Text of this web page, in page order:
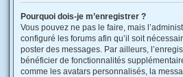
Pourquoi dois-je m’enregistrer ?
Vous pouvez ne pas le faire, mais
configuré les forums afin qu’il soit
poster des messages. Par ailleurs,
bénéficier de fonctionnalités
comme les avatars personnalisés, la